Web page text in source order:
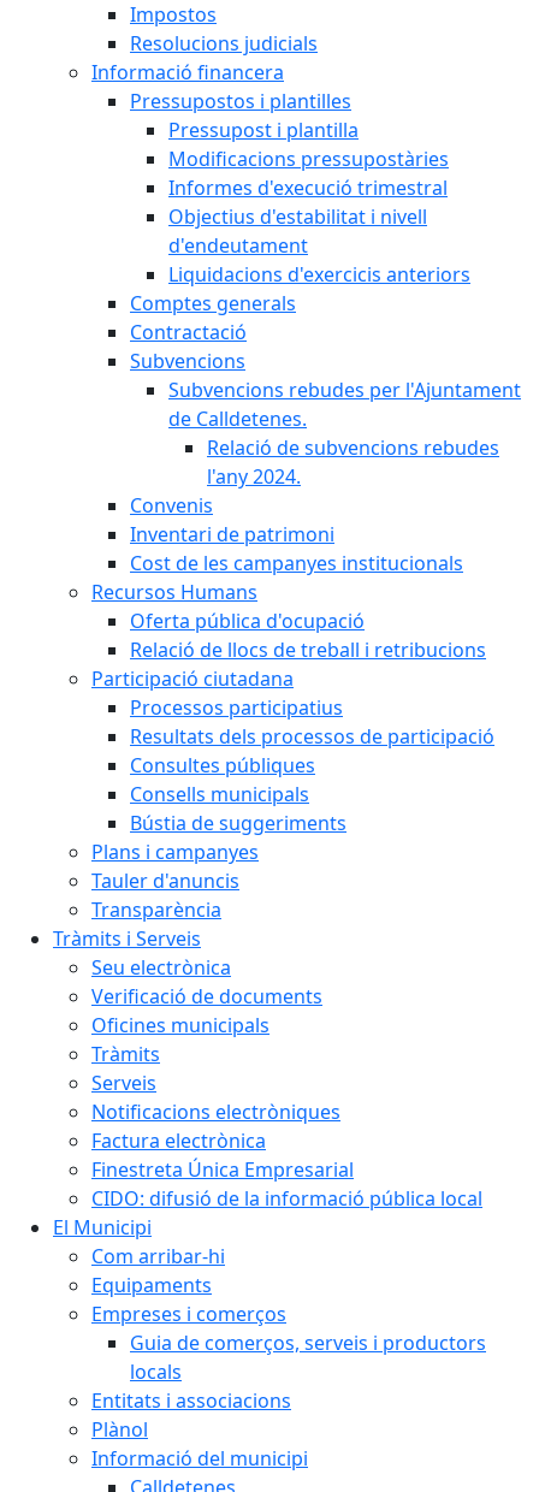
Impostos
Resolucions judicials
Informació financera
Pressupostos i plantilles
Pressupost i plantilla
Modificacions pressupostàries
Informes d'execució trimestral
Objectius d'estabilitat i nivell
d'endeutament
Liquidacions d'exercicis anteriors
Comptes generals
Contractació
Subvencions
Subvencions rebudes per l'Ajuntament
de Calldetenes.
Relació de subvencions rebudes
l'any 2024.
Convenis
Inventari de patrimoni
Cost de les campanyes institucionals
Recursos Humans
Oferta pública d'ocupació
Relació de llocs de treball i retribucions
Participació ciutadana
Processos participatius
Resultats dels processos de participació
Consultes públiques
Consells municipals
Bústia de suggeriments
Plans i campanyes
Tauler d'anuncis
Transparència
Tràmits i Serveis
Seu electrònica
Verificació de documents
Oficines municipals
Tràmits
Serveis
Notificacions electròniques
Factura electrònica
Finestreta Única Empresarial
CIDO: difusió de la informació pública local
El Municipi
Com arribar-hi
Equipaments
Empreses i comerços
Guia de comerços, serveis i productors
locals
Entitats i associacions
Plànol
Informació del municipi